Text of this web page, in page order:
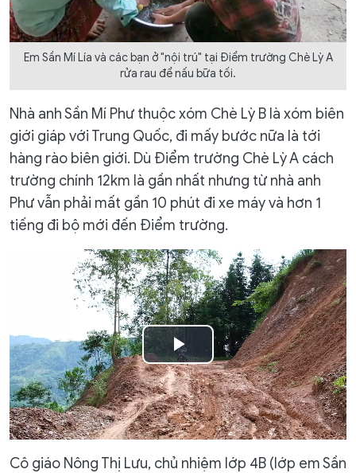
Em Sần Mí Lía và các bạn ở "nội trú" tại Điểm trường Chè Lỳ A
rửa rau để nấu bữa tối.
Nhà anh Sần Mí Phư thuộc xóm Chè Lỳ B là xóm biên
giới giáp với Trung Quốc, đi mấy bước nữa là tới
hàng rào biên giới. Dù Điểm trường Chè Lỳ A cách
trường chính 12km là gần nhất nhưng từ nhà anh
Phư vẫn phải mất gần 10 phút đi xe máy và hơn 1
tiếng đi bộ mới đến Điểm trường.
Play
Video
Cô giáo Nông Thị Lưu, chủ nhiệm lớp 4B (lớp em Sần